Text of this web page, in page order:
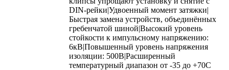
DIN-рейки|Удвоенный момент затяжки|
Быстрая замена устройств, объединённых
гребенчатой шиной|Высокий уровень
стойкости к импульсному напряжению:
6кВ|Повышенный уровень напряжения
изоляции: 500В|Расширенный
температурный диапазон от -35 до +70C